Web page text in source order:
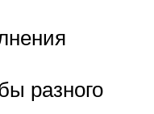
разного